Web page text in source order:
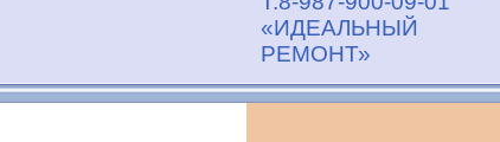
«ИДЕАЛЬНЫЙ
РЕМОНТ»